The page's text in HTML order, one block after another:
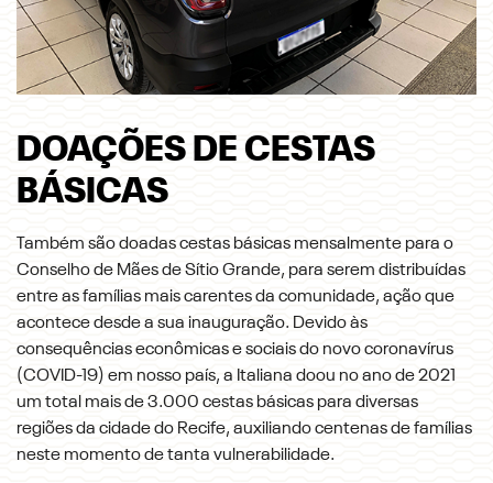
DOAÇÕES DE CESTAS
BÁSICAS
Também são doadas cestas básicas mensalmente para o
Conselho de Mães de Sítio Grande, para serem distribuídas
entre as famílias mais carentes da comunidade, ação que
acontece desde a sua inauguração. Devido às
consequências econômicas e sociais do novo coronavírus
(COVID-19) em nosso país, a Italiana doou no ano de 2021
um total mais de 3.000 cestas básicas para diversas
regiões da cidade do Recife, auxiliando centenas de famílias
neste momento de tanta vulnerabilidade.